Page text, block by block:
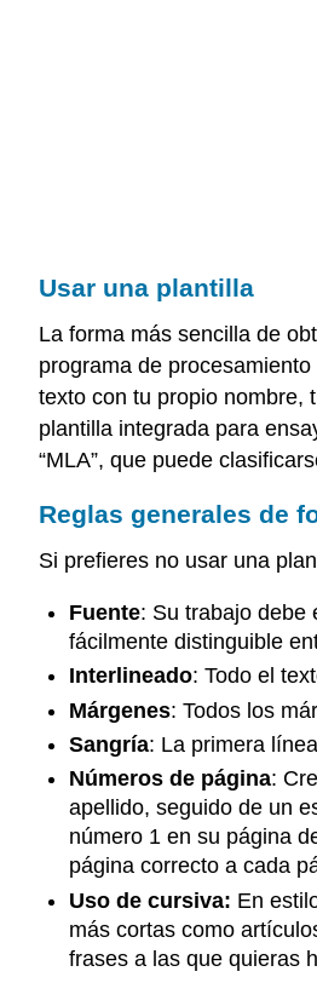
Usar una plantilla
La forma más sencilla de
programa de
texto con tu propio nombre,
plantilla integrada para
“MLA”, que puede
Reglas generales de
Si prefieres no usar una
Fuente: Su trabajo debe
fácilmente distinguible
Interlineado: Todo el
Márgenes: Todos los
Sangría: La primera
Números de página:
apellido, seguido de un
número 1 en su página
página correcto a cada
Uso de cursiva: En
más cortas como
frases a las que quieras